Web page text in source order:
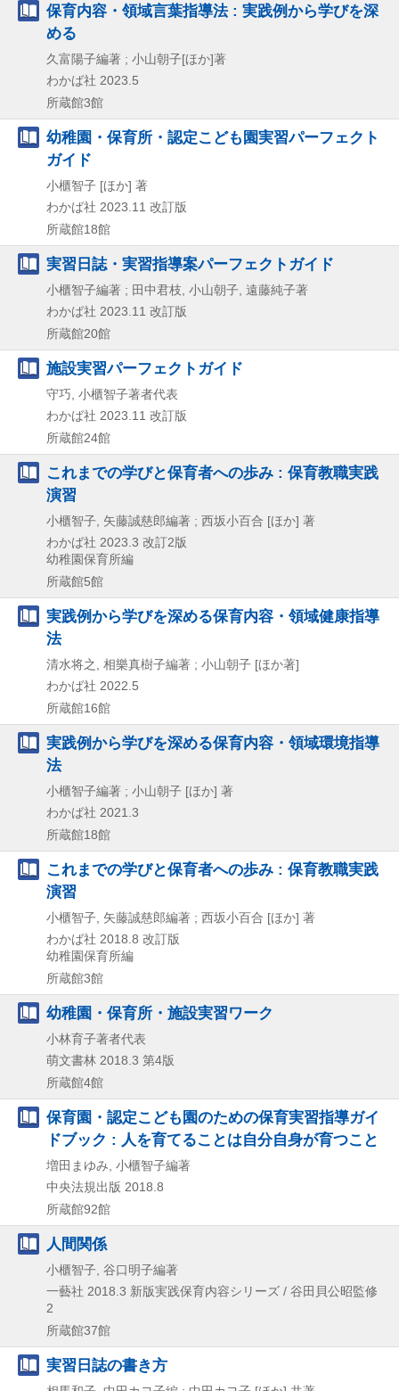
保育内容・領域言葉指導法 : 実践例から学びを深
める
久富陽子編著 ; 小山朝子[ほか]著
わかば社 2023.5
所蔵館3館
幼稚園・保育所・認定こども園実習パーフェクト
ガイド
小櫃智子 [ほか] 著
わかば社 2023.11 改訂版
所蔵館18館
実習日誌・実習指導案パーフェクトガイド
小櫃智子編著 ; 田中君枝, 小山朝子, 遠藤純子著
わかば社 2023.11 改訂版
所蔵館20館
施設実習パーフェクトガイド
守巧, 小櫃智子著者代表
わかば社 2023.11 改訂版
所蔵館24館
これまでの学びと保育者への歩み : 保育教職実践
演習
小櫃智子, 矢藤誠慈郎編著 ; 西坂小百合 [ほか] 著
わかば社 2023.3 改訂2版
幼稚園保育所編
所蔵館5館
実践例から学びを深める保育内容・領域健康指導
法
清水将之, 相樂真樹子編著 ; 小山朝子 [ほか著]
わかば社 2022.5
所蔵館16館
実践例から学びを深める保育内容・領域環境指導
法
小櫃智子編著 ; 小山朝子 [ほか] 著
わかば社 2021.3
所蔵館18館
これまでの学びと保育者への歩み : 保育教職実践
演習
小櫃智子, 矢藤誠慈郎編著 ; 西坂小百合 [ほか] 著
わかば社 2018.8 改訂版
幼稚園保育所編
所蔵館3館
幼稚園・保育所・施設実習ワーク
小林育子著者代表
萌文書林 2018.3 第4版
所蔵館4館
保育園・認定こども園のための保育実習指導ガイ
ドブック : 人を育てることは自分自身が育つこと
増田まゆみ, 小櫃智子編著
中央法規出版 2018.8
所蔵館92館
人間関係
小櫃智子, 谷口明子編著
一藝社 2018.3 新版実践保育内容シリーズ / 谷田貝公昭監修
2
所蔵館37館
実習日誌の書き方